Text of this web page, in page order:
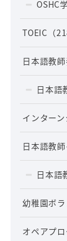
OSHC
TOEIC （
日本語教
日本
インター
日本語教
日本
幼稚園ボ
オペアプ